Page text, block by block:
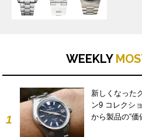
WEEKLY
1
新しくなった
ン9 コレクシ
から製品の“価